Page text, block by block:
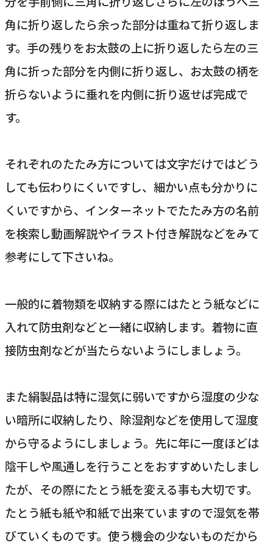
角に折り返したら余った部分は重ねて折り返しま
す。手の残りをお太鼓の上に折り返したら左の三
角に折った部分を内側に折り返し、お太鼓の柄を
折らないように垂れを内側に折り返せば完成で
す。
それぞれのたたみ方については文字だけではどう
しても伝わりにくいですし、細かい点も分かりに
くいですから、インターネットでたたみ方の名前
を検索し動画解説やイラスト付き解説などをみて
参考にして下さいね。
一般的に着物類を収納する際にはたとう紙などに
入れて防虫剤などと一緒に収納します。着物に直
接防虫剤などが当たらないようにしましょう。
また絹製品は特に湿気に弱いですから湿度の少な
い暗所に収納したり、除湿剤などを使用して湿度
から守るようにしましょう。先に年に一度ほどは
陰干しや風通しを行うことをおすすめいたしまし
たが、その際にたとう紙を変える事も大切です。
たとう紙も紙や和紙で出来ていますので湿気を帯
びていくものです。使う機会の少ないものだから